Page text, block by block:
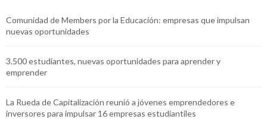
Comunidad de Members por la Educación: empresas que impulsan
nuevas oportunidades
3.500 estudiantes, nuevas oportunidades para aprender y
emprender
La Rueda de Capitalización reunió a jóvenes emprendedores e
inversores para impulsar 16 empresas estudiantiles